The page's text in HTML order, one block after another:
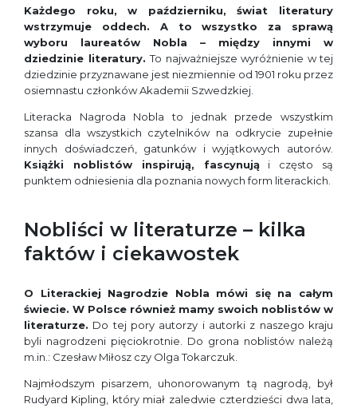
Każdego roku, w październiku, świat literatury
wstrzymuje oddech. A to wszystko za sprawą
wyboru laureatów Nobla – między innymi w
dziedzinie literatury.To najważniejsze wyróżnienie w tej
dziedzinie przyznawane jest niezmiennie od 1901 roku przez
osiemnastu członków Akademii Szwedzkiej.
Literacka Nagroda Nobla to jednak przede wszystkim
szansa dla wszystkich czytelników na odkrycie zupełnie
innych doświadczeń, gatunków i wyjątkowych autorów.
Książki noblistów inspirują, fascynująi często są
punktem odniesienia dla poznania nowych form literackich.
Nobliści w literaturze – kilka
faktów i ciekawostek
O Literackiej Nagrodzie Nobla mówi się na całym
świecie. W Polsce również mamy swoich noblistów w
literaturze. Do tej pory autorzy i autorki z naszego kraju
byli nagrodzeni pięciokrotnie. Do grona noblistów należą
m.in.: Czesław Miłosz czy Olga Tokarczuk.
Najmłodszym pisarzem, uhonorowanym tą nagrodą, był
Rudyard Kipling, który miał zaledwie czterdzieści dwa lata,